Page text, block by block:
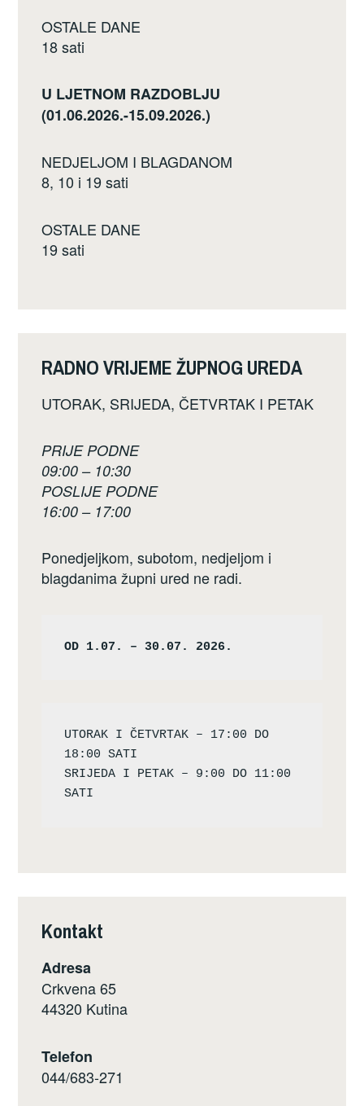
OSTALE DANE
18 sati
U LJETNOM RAZDOBLJU
(01.06.2026.-15.09.2026.)
NEDJELJOM I BLAGDANOM
8, 10 i 19 sati
OSTALE DANE
19 sati
RADNO VRIJEME ŽUPNOG UREDA
UTORAK, SRIJEDA, ČETVRTAK I PETAK
PRIJE PODNE
09:00 – 10:30
POSLIJE PODNE
16:00 – 17:00
Ponedjeljkom, subotom, nedjeljom i
blagdanima župni ured ne radi.
OD 1.07. – 30.07. 2026.
UTORAK I ČETVRTAK – 17:00 DO
18:00 SATI
SRIJEDA I PETAK – 9:00 DO 11:00
Kontakt
Adresa
Crkvena 65
44320 Kutina
Telefon
044/683-271